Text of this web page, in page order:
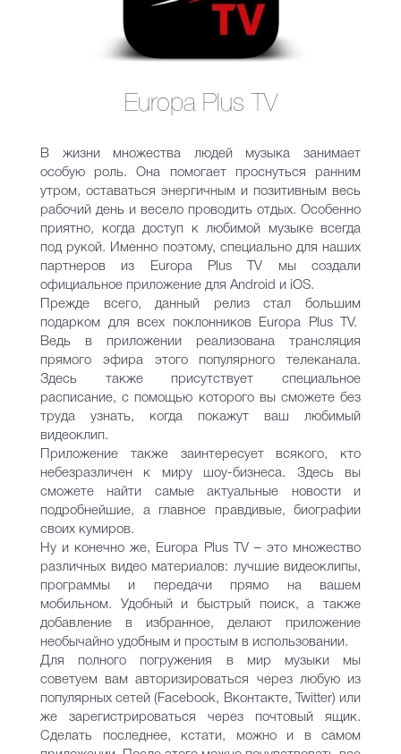
Europa Plus TV
В жизни множества людей музыка занимает
особую роль. Она помогает проснуться ранним
утром, оставаться энергичным и позитивным весь
рабочий день и весело проводить отдых. Особенно
приятно, когда доступ к любимой музыке всегда
под рукой. Именно поэтому, специально для наших
партнеров из Europa Plus TV мы создали
официальное приложение для Android и iOS.
Прежде всего, данный релиз стал большим
подарком для всех поклонников Europa Plus TV.
Ведь в приложении реализована трансляция
прямого эфира этого популярного телеканала.
Здесь также присутствует специальное
расписание, с помощью которого вы сможете без
труда узнать, когда покажут ваш любимый
видеоклип.
Приложение также заинтересует всякого, кто
небезразличен к миру шоу-бизнеса. Здесь вы
сможете найти самые актуальные новости и
подробнейшие, а главное правдивые, биографии
своих кумиров.
Ну и конечно же, Europa Plus TV – это множество
различных видео материалов: лучшие видеоклипы,
программы и передачи прямо на вашем
мобильном. Удобный и быстрый поиск, а также
добавление в избранное, делают приложение
необычайно удобным и простым в использовании.
Для полного погружения в мир музыки мы
советуем вам авторизироваться через любую из
популярных сетей (Facebook, Вконтакте, Twitter) или
же зарегистрироваться через почтовый ящик.
Сделать последнее, кстати, можно и в самом